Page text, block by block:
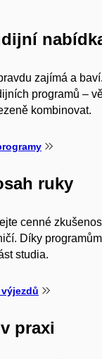
zajímá a
programů –
kombinovat.
ruky
cenné
Díky
studia.
praxi